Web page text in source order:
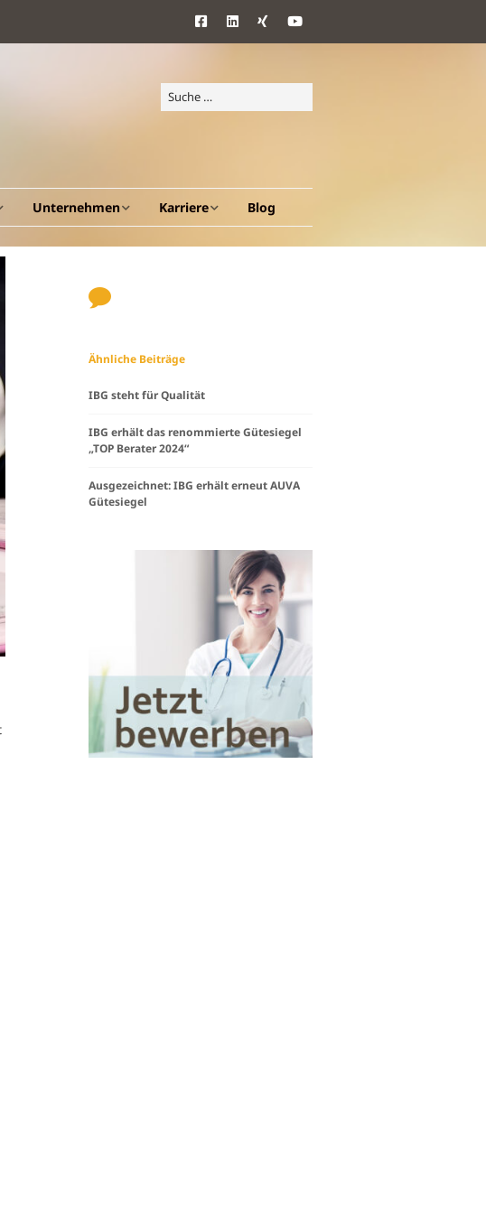
Unternehmen
Vision und Ziele
Leitungsteam
Karriere
Benefits
Blog
Ähnliche Beiträge
IBG steht für Qualität
IBG erhält das renommierte Gütesiegel
„TOP Berater 2024“
Ausgezeichnet: IBG erhält erneut AUVA
Gütesiegel